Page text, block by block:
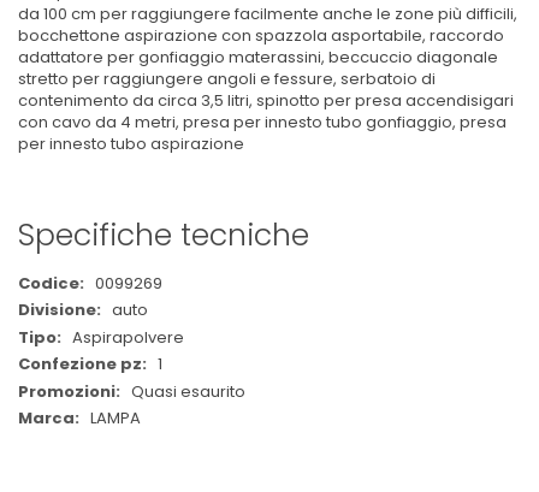
da 100 cm per raggiungere facilmente anche le zone più difficili,
bocchettone aspirazione con spazzola asportabile, raccordo
adattatore per gonfiaggio materassini, beccuccio diagonale
stretto per raggiungere angoli e fessure, serbatoio di
contenimento da circa 3,5 litri, spinotto per presa accendisigari
con cavo da 4 metri, presa per innesto tubo gonfiaggio, presa
per innesto tubo aspirazione
Specifiche tecniche
Maggiori
Informazioni
0099269
auto
Aspirapolvere
1
Quasi esaurito
LAMPA